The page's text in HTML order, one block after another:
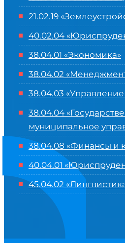
21.02.19
40.02.04
38.04.01 «Экономика»
38.04.02
38.04.03
38.04.04
муниципальное
38.04.08 «Финансы и
40.04.01
45.04.02